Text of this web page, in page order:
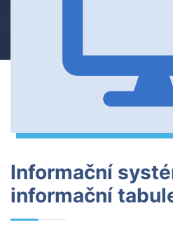
Informační
informační